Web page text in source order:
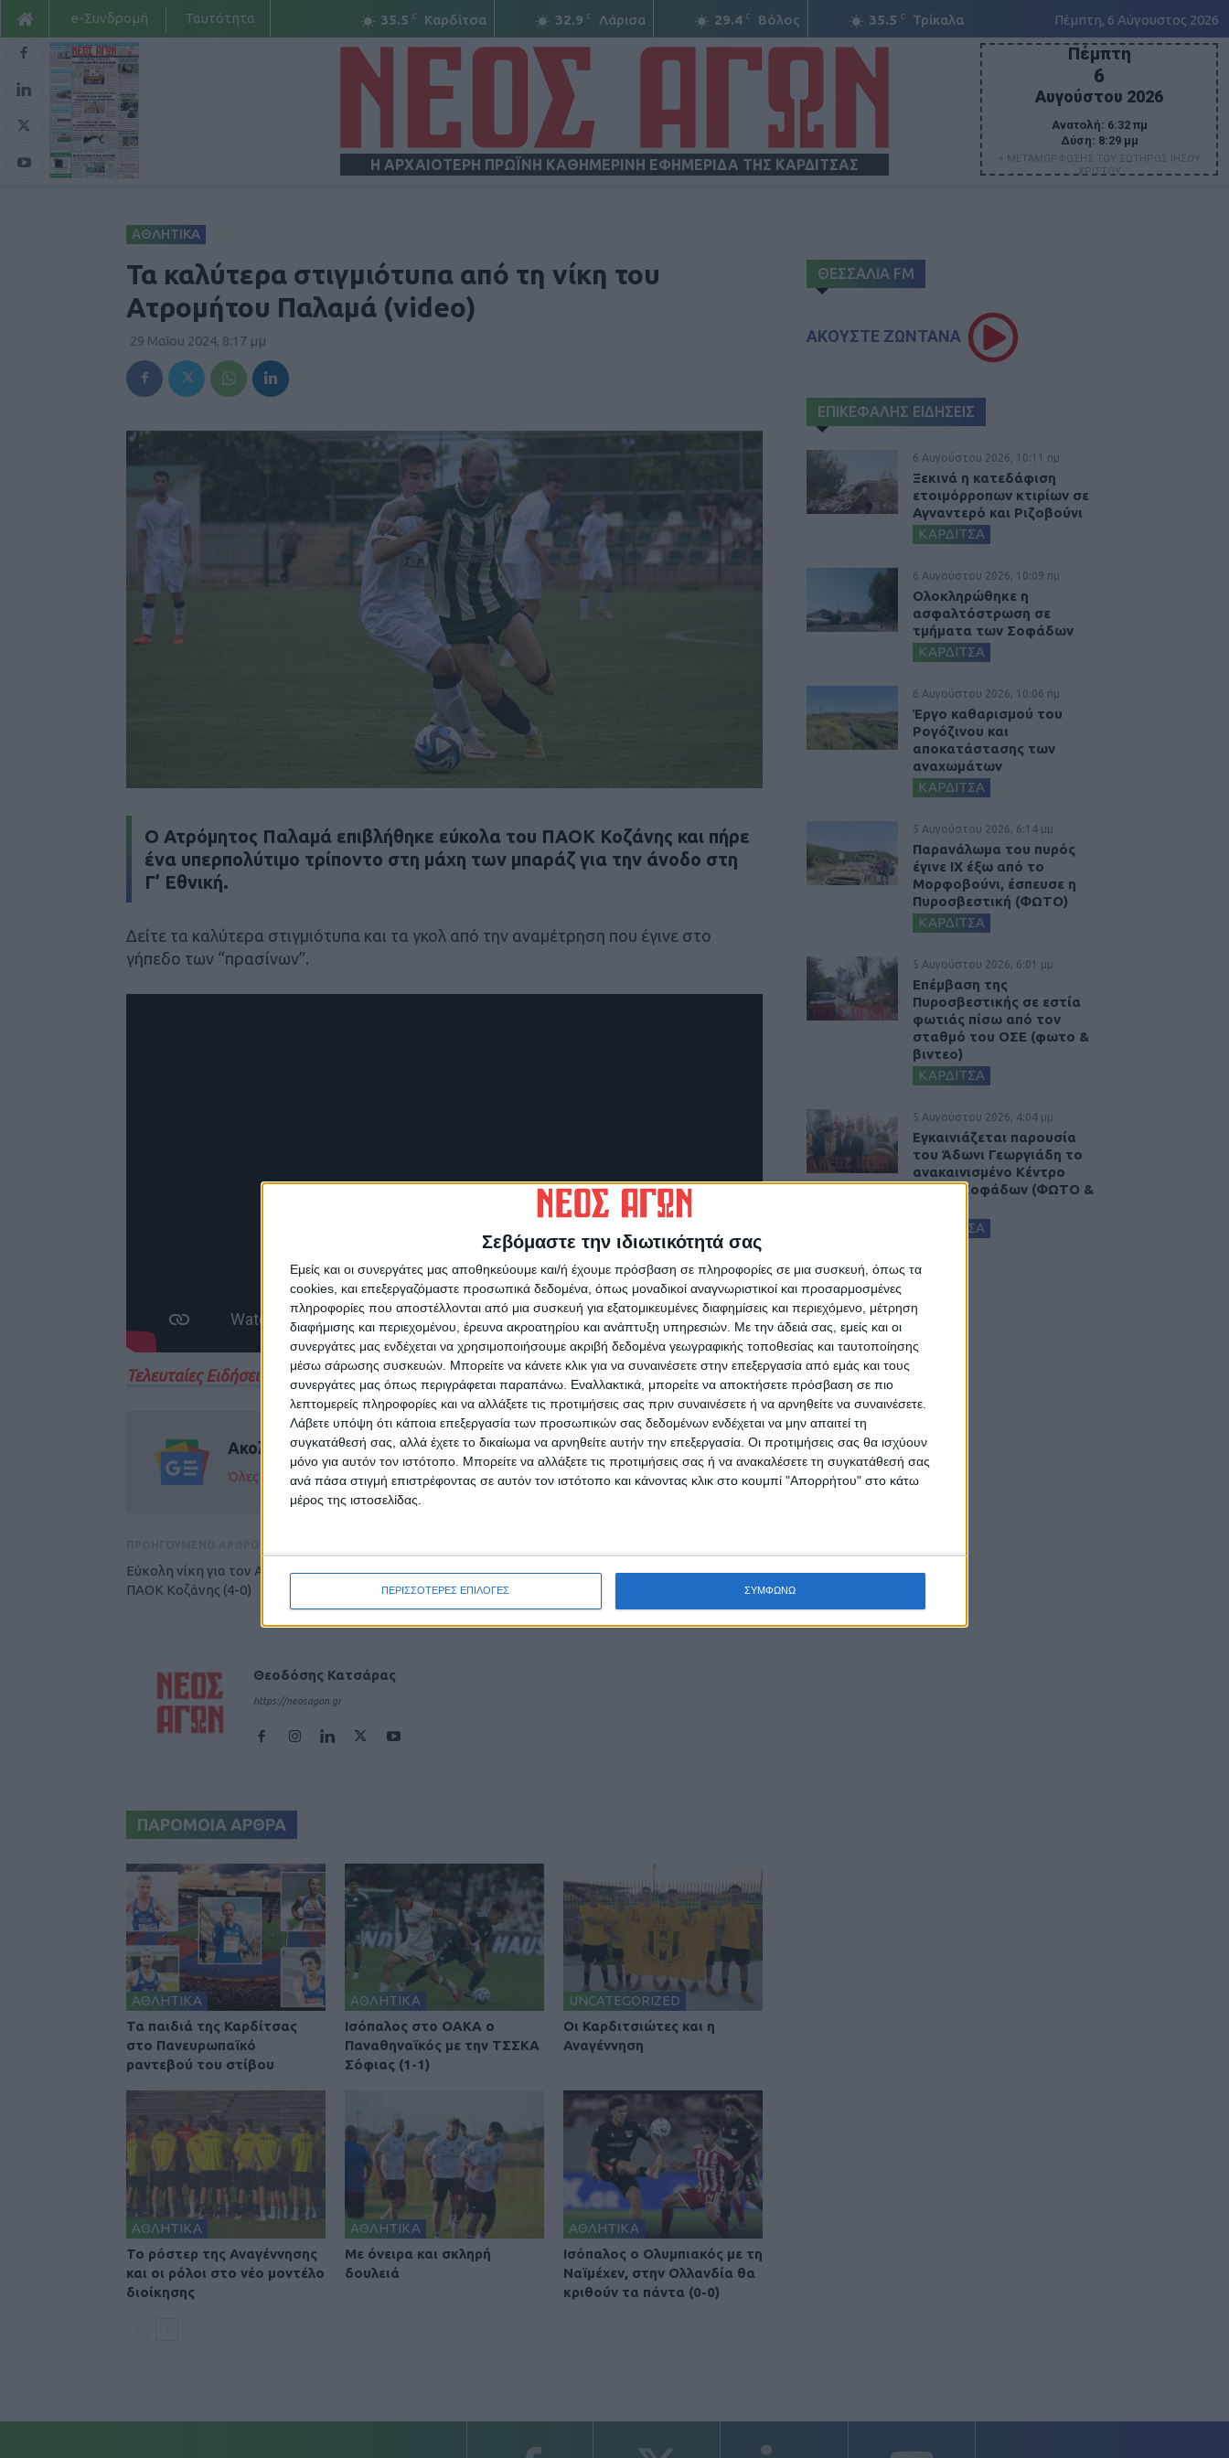
Σεβόμαστε την ιδιωτικότητά σας
Εμείς και οι συνεργάτες μας αποθηκεύουμε και/ή έχουμε πρόσβαση σε πληροφορίες σε μια συσκευή, όπως τα
cookies, και επεξεργαζόμαστε προσωπικά δεδομένα, όπως μοναδικοί αναγνωριστικοί και προσαρμοσμένες
πληροφορίες που αποστέλλονται από μια συσκευή για εξατομικευμένες διαφημίσεις και περιεχόμενο, μέτρηση
διαφήμισης και περιεχομένου, έρευνα ακροατηρίου και ανάπτυξη υπηρεσιών. Με την άδειά σας, εμείς και οι
συνεργάτες μας ενδέχεται να χρησιμοποιήσουμε ακριβή δεδομένα γεωγραφικής τοποθεσίας και ταυτοποίησης
μέσω σάρωσης συσκευών. Μπορείτε να κάνετε κλικ για να συναινέσετε στην επεξεργασία από εμάς και τους
συνεργάτες μας όπως περιγράφεται παραπάνω. Εναλλακτικά, μπορείτε να αποκτήσετε πρόσβαση σε πιο
λεπτομερείς πληροφορίες και να αλλάξετε τις προτιμήσεις σας πριν συναινέσετε ή να αρνηθείτε να συναινέσετε.
Λάβετε υπόψη ότι κάποια επεξεργασία των προσωπικών σας δεδομένων ενδέχεται να μην απαιτεί τη
συγκατάθεσή σας, αλλά έχετε το δικαίωμα να αρνηθείτε αυτήν την επεξεργασία. Οι προτιμήσεις σας θα ισχύουν
μόνο για αυτόν τον ιστότοπο. Μπορείτε να αλλάξετε τις προτιμήσεις σας ή να ανακαλέσετε τη συγκατάθεσή σας
ανά πάσα στιγμή επιστρέφοντας σε αυτόν τον ιστότοπο και κάνοντας κλικ στο κουμπί "Απορρήτου" στο κάτω
μέρος της ιστοσελίδας.
ΠΕΡΙΣΣΟΤΕΡΕΣ ΕΠΙΛΟΓΕΣ ΣΥΜΦΩΝΩ
35.5 C Καρδίτσα 32.9 C Λάρισα 29.4 C Βόλος 35.5 C Τρίκαλα Πέμπτη, 6 Αύγουστος 2026
e-Συνδρομή Ταυτότητα
Η ΑΡΧΑΙΟΤΕΡΗ ΠΡΩΪΝΗ ΚΑΘΗΜΕΡΙΝΗ ΕΦΗΜΕΡΙΔΑ ΤΗΣ ΚΑΡΔΙΤΣΑΣ
Πέμπτη
6
Αυγούστου 2026
Ανατολή: 6:32 πμ
Δύση: 8:29 μμ
+ ΜΕΤΑΜΟΡΦΩΣΗΣ ΤΟΥ ΣΩΤΗΡΟΣ ΙΗΣΟΥ
ΧΡΙΣΤΟΥ
ΑΘΛΗΤΙΚΑ
Τα καλύτερα στιγμιότυπα από τη νίκη του
Ατρομήτου Παλαμά (video)
29 Μαΐου 2024, 8:17 μμ
Ο Ατρόμητος Παλαμά επιβλήθηκε εύκολα του ΠΑΟΚ Κοζάνης και πήρε
ένα υπερπολύτιμο τρίποντο στη μάχη των μπαράζ για την άνοδο στη
Γ’ Εθνική.
Δείτε τα καλύτερα στιγμιότυπα και τα γκολ από την αναμέτρηση που έγινε στο
γήπεδο των “πρασίνων”.
Τελευταίες Ειδήσεις Σήμερα
Ακολούθησε την εφημερίδα ΝΕΟΣ ΑΓΩΝ στο Google News!
Όλες οι εξελίξεις στην περιοχή της Καρδίτσας και ευρύτερα της Θεσσαλίας
Εύκολη νίκη για τον Ατρόμητο Παλαμά επί του
ΠΑΟΚ Κοζάνης (4-0)
Ευρωπαϊκός θρίαμβος του Ολυμπιακού!
Θεοδόσης Κατσάρας
https://neosagon.gr
ΠΑΡΟΜΟΙΑ ΑΡΘΡΑ
ΑΘΛΗΤΙΚΑ
Τα παιδιά της Καρδίτσας
στο Πανευρωπαϊκό
ραντεβού του στίβου
ΑΘΛΗΤΙΚΑ
Ισόπαλος στο ΟΑΚΑ ο
Παναθηναϊκός με την ΤΣΣΚΑ
Σόφιας (1-1)
UNCATEGORIZED
Οι Καρδιτσιώτες και η
Αναγέννηση
ΑΘΛΗΤΙΚΑ
To ρόστερ της Αναγέννησης
και οι ρόλοι στο νέο μοντέλο
διοίκησης
ΑΘΛΗΤΙΚΑ
Με όνειρα και σκληρή
δουλειά
ΑΘΛΗΤΙΚΑ
Ισόπαλος ο Ολυμπιακός με τη
Ναϊμέχεν, στην Ολλανδία θα
κριθούν τα πάντα (0-0)
ΘΕΣΣΑΛΙΑ FM
ΑΚΟΥΣΤΕ ΖΩΝΤΑΝΑ
ΕΠΙΚΕΦΑΛΗΣ ΕΙΔΗΣΕΙΣ
6 Αυγούστου 2026, 10:11 πμ
Ξεκινά η κατεδάφιση
ετοιμόρροπων κτιρίων σε
Αγναντερό και Ριζοβούνι
ΚΑΡΔΙΤΣΑ
6 Αυγούστου 2026, 10:09 πμ
Ολοκληρώθηκε η
ασφαλτόστρωση σε
τμήματα των Σοφάδων
ΚΑΡΔΙΤΣΑ
6 Αυγούστου 2026, 10:06 πμ
Έργο καθαρισμού του
Ρογόζινου και
αποκατάστασης των
αναχωμάτων
ΚΑΡΔΙΤΣΑ
5 Αυγούστου 2026, 6:14 μμ
Παρανάλωμα του πυρός
έγινε ΙΧ έξω από το
Μορφοβούνι, έσπευσε η
Πυροσβεστική (ΦΩΤΟ)
ΚΑΡΔΙΤΣΑ
5 Αυγούστου 2026, 6:01 μμ
Επέμβαση της
Πυροσβεστικής σε εστία
φωτιάς πίσω από τον
σταθμό του ΟΣΕ (φωτο &
βιντεο)
ΚΑΡΔΙΤΣΑ
5 Αυγούστου 2026, 4:04 μμ
Εγκαινιάζεται παρουσία
του Άδωνι Γεωργιάδη το
ανακαινισμένο Κέντρο
Υγείας Σοφάδων (ΦΩΤΟ &
ΚΑΡΔΙΤΣΑ